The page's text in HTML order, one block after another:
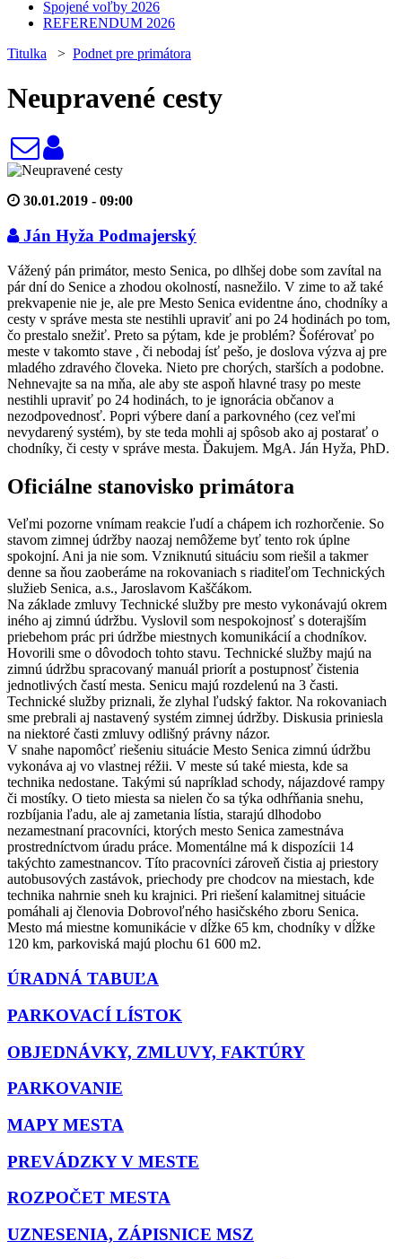
Spojené voľby 2026
REFERENDUM 2026
Titulka > Podnet pre primátora
Neupravené cesty
30.01.2019 - 09:00
Ján Hyža Podmajerský
Vážený pán primátor, mesto Senica, po dlhšej dobe som zavítal na
pár dní do Senice a zhodou okolností, nasnežilo. V zime to až také
prekvapenie nie je, ale pre Mesto Senica evidentne áno, chodníky a
cesty v správe mesta ste nestihli upraviť ani po 24 hodinách po tom,
čo prestalo snežiť. Preto sa pýtam, kde je problém? Šoférovať po
meste v takomto stave , či nebodaj ísť pešo, je doslova výzva aj pre
mladého zdravého človeka. Nieto pre chorých, starších a podobne.
Nehnevajte sa na mňa, ale aby ste aspoň hlavné trasy po meste
nestihli upraviť po 24 hodinách, to je ignorácia občanov a
nezodpovednosť. Popri výbere daní a parkovného (cez veľmi
nevydarený systém), by ste teda mohli aj spôsob ako aj postarať o
chodníky, či cesty v správe mesta. Ďakujem. MgA. Ján Hyža, PhD.
Oficiálne stanovisko primátora
Veľmi pozorne vnímam reakcie ľudí a chápem ich rozhorčenie. So
stavom zimnej údržby naozaj nemôžeme byť tento rok úplne
spokojní. Ani ja nie som. Vzniknutú situáciu som riešil a takmer
denne sa ňou zaoberáme na rokovaniach s riaditeľom Technických
služieb Senica, a.s., Jaroslavom Kaščákom.
Na základe zmluvy Technické služby pre mesto vykonávajú okrem
iného aj zimnú údržbu. Vyslovil som nespokojnosť s doterajším
priebehom prác pri údržbe miestnych komunikácií a chodníkov.
Hovorili sme o dôvodoch tohto stavu. Technické služby majú na
zimnú údržbu spracovaný manuál priorít a postupnosť čistenia
jednotlivých častí mesta. Senicu majú rozdelenú na 3 časti.
Technické služby priznali, že zlyhal ľudský faktor. Na rokovaniach
sme prebrali aj nastavený systém zimnej údržby. Diskusia priniesla
na niektoré časti zmluvy odlišný právny názor.
V snahe napomôcť riešeniu situácie Mesto Senica zimnú údržbu
vykonáva aj vo vlastnej réžii. V meste sú také miesta, kde sa
technika nedostane. Takými sú napríklad schody, nájazdové rampy
či mostíky. O tieto miesta sa nielen čo sa týka odhŕňania snehu,
rozbíjania ľadu, ale aj zametania lístia, starajú dlhodobo
nezamestnaní pracovníci, ktorých mesto Senica zamestnáva
prostredníctvom úradu práce. Momentálne má k dispozícii 14
takýchto zamestnancov. Títo pracovníci zároveň čistia aj priestory
autobusových zastávok, priechody pre chodcov na miestach, kde
technika nahrnie sneh ku krajnici. Pri riešení kalamitnej situácie
pomáhali aj členovia Dobrovoľného hasičského zboru Senica.
Mesto má miestne komunikácie v dĺžke 65 km, chodníky v dĺžke
120 km, parkoviská majú plochu 61 600 m2.
ÚRADNÁ TABUĽA
PARKOVACÍ LÍSTOK
OBJEDNÁVKY, ZMLUVY, FAKTÚRY
PARKOVANIE
MAPY MESTA
PREVÁDZKY V MESTE
ROZPOČET MESTA
UZNESENIA, ZÁPISNICE MSZ